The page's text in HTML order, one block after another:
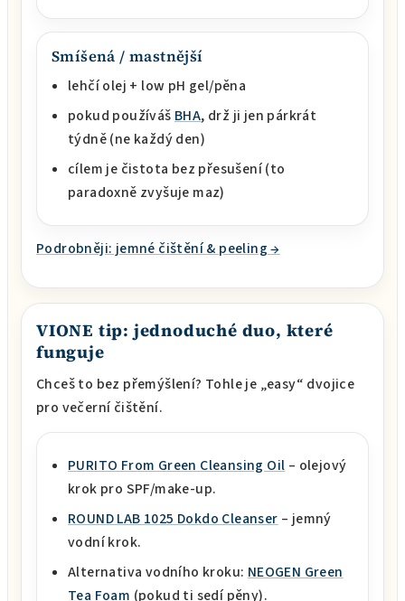
Smíšená / mastnější
lehčí olej + low pH gel/pěna
pokud používáš BHA, drž ji jen párkrát
týdně (ne každý den)
cílem je čistota bez přesušení (to
paradoxně zvyšuje maz)
Podrobněji: jemné čištění & peeling →
VIONE tip: jednoduché duo, které
funguje
Chceš to bez přemýšlení? Tohle je „easy“ dvojice
pro večerní čištění.
PURITO From Green Cleansing Oil – olejový
krok pro SPF/make-up.
ROUND LAB 1025 Dokdo Cleanser – jemný
vodní krok.
Alternativa vodního kroku: NEOGEN Green
Tea Foam (pokud ti sedí pěny).